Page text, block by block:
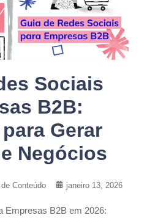
Sociais
B2B:
Gerar
Negócios
Conteúdo janeiro 13, 2026
Empresas B2B em 2026: